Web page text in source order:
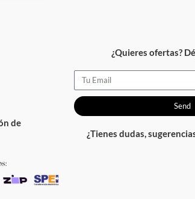
de
¿Quieres ofertas?
Email
Send
¿Tienes dudas,